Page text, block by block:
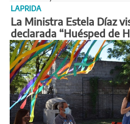
LAPRIDA
La Ministra Estela Díaz
declarada “Huésped de